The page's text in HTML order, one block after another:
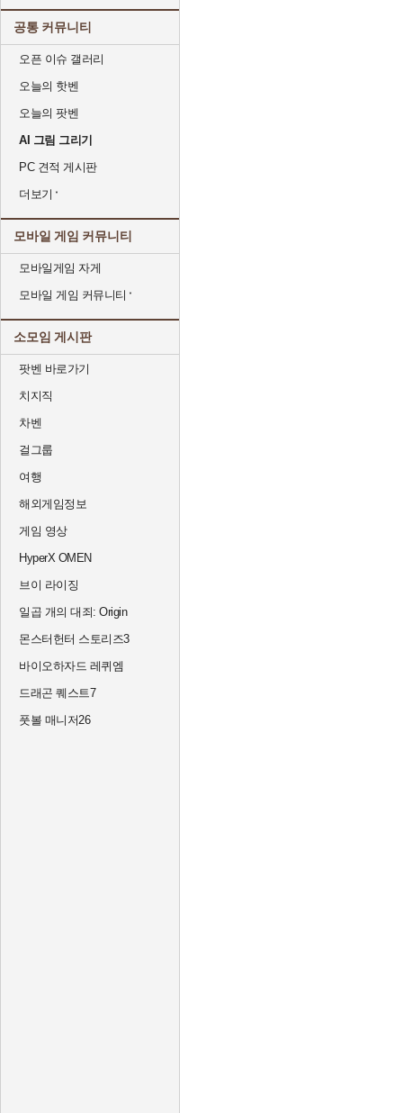
공통 커뮤니티
오픈 이슈 갤러리
오늘의 핫벤
오늘의 팟벤
AI 그림 그리기
PC 견적 게시판
더보기
모바일 게임 커뮤니티
모바일게임 자게
모바일 게임 커뮤니티
소모임 게시판
팟벤 바로가기
치지직
차벤
걸그룹
여행
해외게임정보
게임 영상
HyperX OMEN
브이 라이징
일곱 개의 대죄: Origin
몬스터헌터 스토리즈3
바이오하자드 레퀴엠
드래곤 퀘스트7
풋볼 매니저26